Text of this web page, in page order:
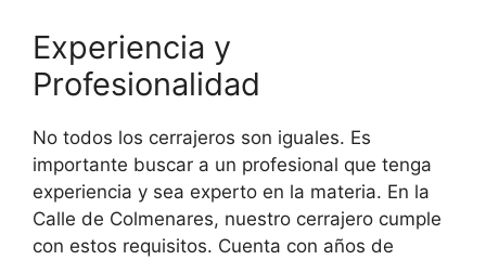
Experiencia y
Profesionalidad
No todos los cerrajeros son iguales. Es
importante buscar a un profesional que tenga
experiencia y sea experto en la materia. En la
Calle de Colmenares, nuestro cerrajero cumple
con estos requisitos. Cuenta con años de